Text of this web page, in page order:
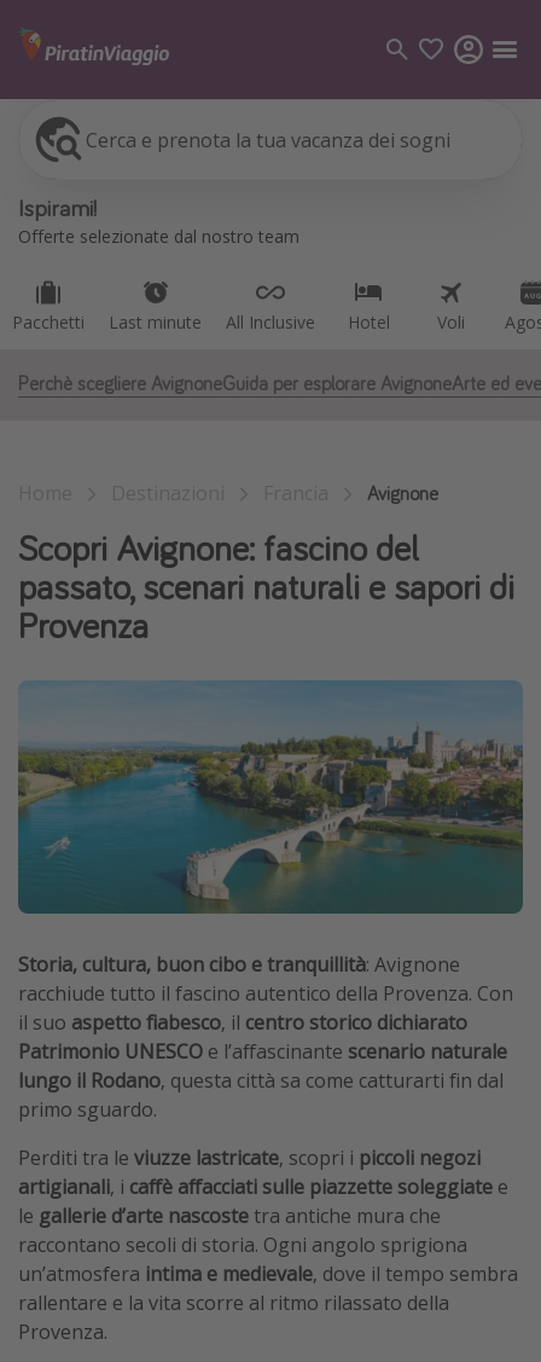
Cerca e prenota la tua vacanza dei sogni
Ispirami!
Offerte selezionate dal nostro team
Pacchetti Last minute All Inclusive Hotel Voli
Pacchetti
Voli
Vacanze
Albania
Grecia
Baleari
Tunisia
Canarie
Capo Verde
Vacanze last minute
Vacanze all inclusive
Vacanze estate 2026
Vacanze di Pasqua 2026
Last minute capodanno
Vacanze con bambini
Vacanze al mare
Viaggi per single
Altri argomenti
Travel magazine
Calendario di viaggio
Perchè scegliere AvignoneGuida per esplorare AvignoneArte ed
Avignone
Scopri Avignone: fascino del
passato, scenari naturali e sapori di
Provenza
Storia, cultura, buon cibo e tranquillità: Avignone
racchiude tutto il fascino autentico della Provenza. Con
il suo aspetto fiabesco, il centro storico dichiarato
Patrimonio UNESCO e l’affascinante scenario naturale
lungo il Rodano, questa città sa come catturarti fin dal
primo sguardo.
Perditi tra le viuzze lastricate, scopri i piccoli negozi
artigianali, i caffè affacciati sulle piazzette soleggiate e
le gallerie d’arte nascoste tra antiche mura che
raccontano secoli di storia. Ogni angolo sprigiona
un’atmosfera intima e medievale, dove il tempo sembra
rallentare e la vita scorre al ritmo rilassato della
Provenza.